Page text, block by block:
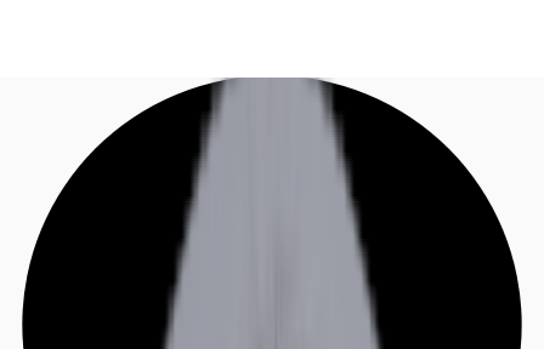
Investieren
Marktinformationen
Jetzt anrufen Kontaktieren Sie uns